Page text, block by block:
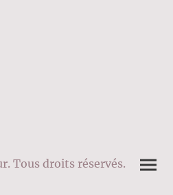
Tous droits réservés.